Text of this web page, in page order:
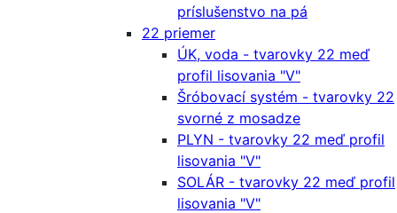
príslušenstvo na pá
22 priemer
ÚK, voda - tvarovky 22 meď
profil lisovania "V"
Šróbovací systém - tvarovky 22
svorné z mosadze
PLYN - tvarovky 22 meď profil
lisovania "V"
SOLÁR - tvarovky 22 meď profil
lisovania "V"